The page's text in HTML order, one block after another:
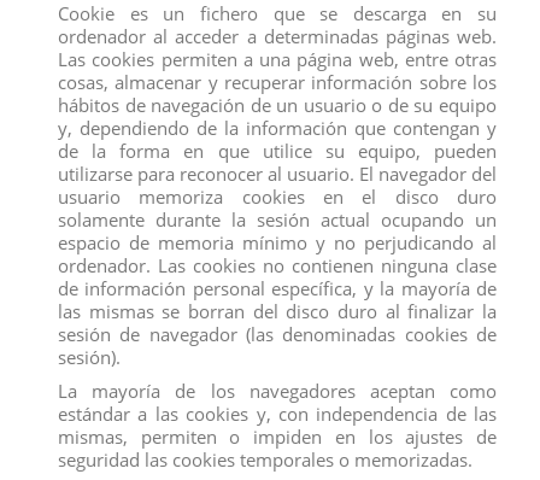
recibirá tu pequeño? ¡Es un divertido juego de adivinanzas ya que los niños
tendrán que abrir el estuche con forma de cristal para revelar la figura que
guarda!
ESTUCHE CON FORMA DE CRISTAL. Cada figura viene en su propio
estuche de cristal que se abre y se cierra para que puedas guardar dentro la
¡LLENO DE CHISPAS! Cada estuche de cristal incluye una sorpresa con
chispas, para cuando tu pequeño abra la caja por primera vez.
Producto no recomendado para menores de 4 años.
PRECIO POR UNIDAD
Descripción
Cookie es un fichero que se descarga en su
ordenador al acceder a determinadas páginas web.
Las cookies permiten a una página web, entre otras
cosas, almacenar y recuperar información sobre los
hábitos de navegación de un usuario o de su equipo
y, dependiendo de la información que contengan y
de la forma en que utilice su equipo, pueden
utilizarse para reconocer al usuario. El navegador del
usuario memoriza cookies en el disco duro
solamente durante la sesión actual ocupando un
espacio de memoria mínimo y no perjudicando al
ordenador. Las cookies no contienen ninguna clase
de información personal específica, y la mayoría de
las mismas se borran del disco duro al finalizar la
sesión de navegador (las denominadas cookies de
sesión).
La mayoría de los navegadores aceptan como
estándar a las cookies y, con independencia de las
mismas, permiten o impiden en los ajustes de
seguridad las cookies temporales o memorizadas.